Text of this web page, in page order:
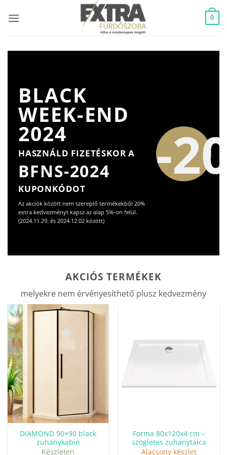
0
BLACK
WEEK-END
2024
HASZNÁLD FIZETÉSKOR A
BFNS-2024
KUPONKÓDOT
Az akciók között nem szereplő termékekből 20%
extra kedvezményt kapsz az alap 5%-on felül.
(2024.11.29. és 2024.12.02 között)
-
AKCIÓS TERMÉKEK
melyekre nem érvényesíthető plusz kedvezmény
DIAMOND 90×90 black
zuhanykabin
Készleten
Forma 80x120x4 cm –
szögletes zuhanytálca
Alacsony készlet